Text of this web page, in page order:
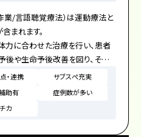
業/言語聴覚療法）は運動療法と
まれます。
に合わせた治療を行い、患者
後や生命予後改善を図り、その
ます。
剤師、管理栄養士、MSW等、多
医療が学べる連携施設が含まれ
・連携
サブスぺ充実
助有
症例数が多い
カ